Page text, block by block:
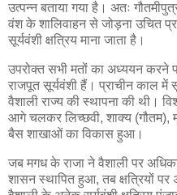
उत्पन्न बताया गया है। अतः
वंश के शालिवाहन से जोड़ना उचित
सूर्यवंशी क्षत्रिय माना जाता है।
उपरोक्त सभी मतों का अध्ययन करने
राजपूत सूर्यवंशी हैं। प्राचीन काल में
वैशाली राज्य की स्थापना की थी।
आगे चलकर लिच्छवी, शाक्य (गौतम),
बैस शाखाओं का विकास हुआ।
जब मगध के राजा ने वैशाली पर
शासन स्थापित हुआ, तब क्षत्रियों